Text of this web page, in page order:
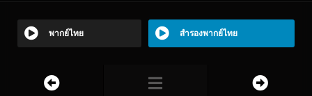
พากย์ไทย สำรองพากย์ไทย